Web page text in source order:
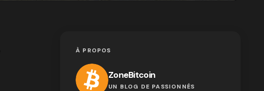
À PROPOS
ZoneBitcoin
UN BLOG DE PASSIONNÉS